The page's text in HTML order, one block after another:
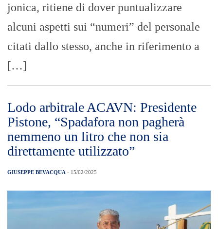
jonica, ritiene di dover puntualizzare
alcuni aspetti sui “numeri” del personale
citati dallo stesso, anche in riferimento a
[…]
Lodo arbitrale ACAVN: Presidente
Pistone, “Spadafora non pagherà
nemmeno un litro che non sia
direttamente utilizzato”
GIUSEPPE BEVACQUA - 15/02/2025